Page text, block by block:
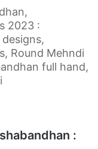
2023 :
Round Mehndi
full hand,